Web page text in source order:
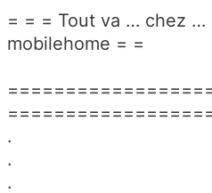
= = = Tout va … chez …
mobilehome = =
.
.
.